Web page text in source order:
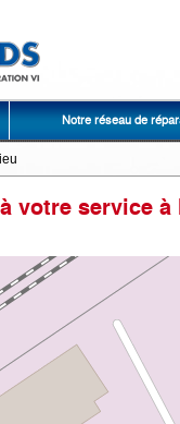
Notre réseau de
votre service